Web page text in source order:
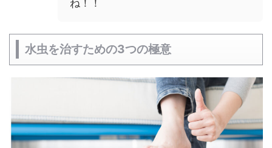
ね！！
水虫を治すための3つの極意